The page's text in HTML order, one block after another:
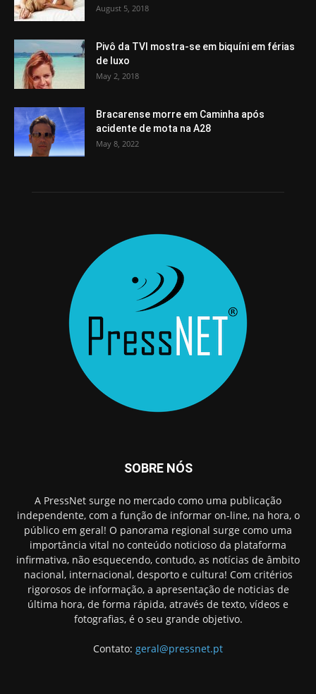
August 5, 2018
Pivô da TVI mostra-se em biquíni em férias
de luxo
May 2, 2018
Bracarense morre em Caminha após
acidente de mota na A28
May 8, 2022
SOBRE NÓS
A PressNet surge no mercado como uma publicação
independente, com a função de informar on-line, na hora, o
público em geral! O panorama regional surge como uma
importância vital no conteúdo noticioso da plataforma
infirmativa, não esquecendo, contudo, as notícias de âmbito
nacional, internacional, desporto e cultura! Com critérios
rigorosos de informação, a apresentação de noticias de
última hora, de forma rápida, através de texto, vídeos e
fotografias, é o seu grande objetivo.
Contato: geral@pressnet.pt